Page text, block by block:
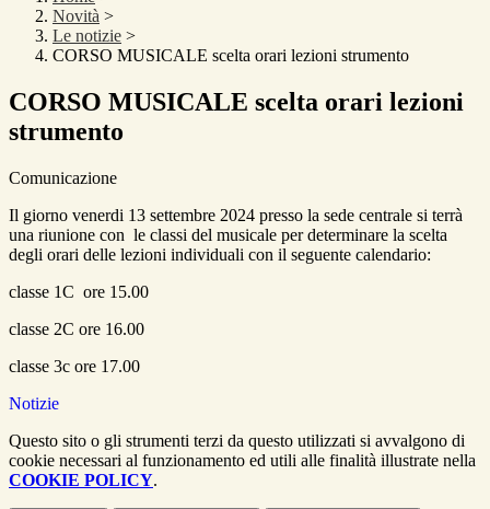
Novità >
Le notizie >
CORSO MUSICALE scelta orari lezioni strumento
CORSO MUSICALE scelta orari lezioni
strumento
Comunicazione
Il giorno venerdi 13 settembre 2024 presso la sede centrale si terrà
una riunione con le classi del musicale per determinare la scelta
degli orari delle lezioni individuali con il seguente calendario:
classe 1C ore 15.00
classe 2C ore 16.00
classe 3c ore 17.00
Notizie
Questo sito o gli strumenti terzi da questo utilizzati si avvalgono di
cookie necessari al funzionamento ed utili alle finalità illustrate nella
COOKIE POLICY.